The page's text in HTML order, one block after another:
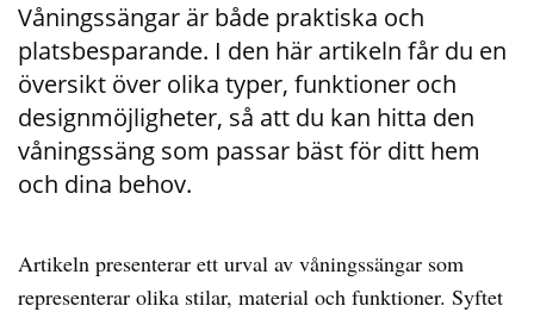
Våningssängar är både praktiska och
platsbesparande. I den här artikeln får du en
översikt över olika typer, funktioner och
designmöjligheter, så att du kan hitta den
våningssäng som passar bäst för ditt hem
och dina behov.
Artikeln presenterar ett urval av våningssängar som
representerar olika stilar, material och funktioner. Syftet